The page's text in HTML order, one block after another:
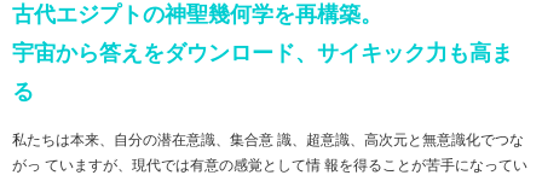
古代エジプトの神聖幾何学を再構築。
宇宙から答えをダウンロード、サイキック力も高ま
る
私たちは本来、自分の潜在意識、集合意 識、超意識、高次元と無意識化でつな
がっ ていますが、現代では有意の感覚として情 報を得ることが苦手になってい